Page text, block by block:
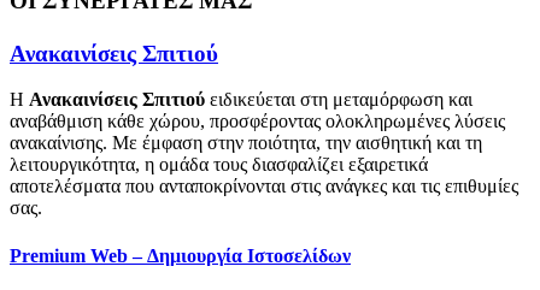
Ανακαινίσεις Σπιτιού
Η Ανακαινίσεις Σπιτιού ειδικεύεται στη μεταμόρφωση και
αναβάθμιση κάθε χώρου, προσφέροντας ολοκληρωμένες λύσεις
ανακαίνισης. Με έμφαση στην ποιότητα, την αισθητική και τη
λειτουργικότητα, η ομάδα τους διασφαλίζει εξαιρετικά
αποτελέσματα που ανταποκρίνονται στις ανάγκες και τις επιθυμίες
σας.
Premium Web – Δημιουργία Ιστοσελίδων